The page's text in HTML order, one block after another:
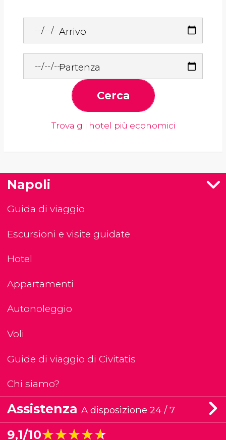
Arrivo
Partenza
Cerca
Trova gli hotel più economici
Napoli
Guida di viaggio
Escursioni e visite guidate
Hotel
Appartamenti
Autonoleggio
Voli
Guide di viaggio di Civitatis
Chi siamo?
Assistenza A disposizione 24 / 7
9,1/10★★★★★
★★★★★